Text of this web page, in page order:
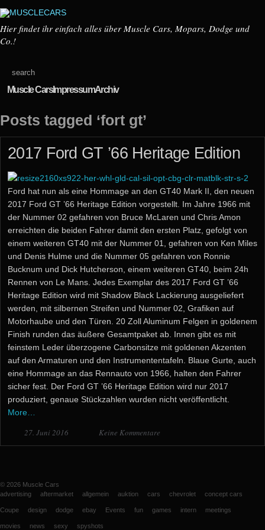
Hier findet ihr einfach alles über Muscle Cars, Mopars, Dodge und
Co.!
Muscle CarsImpressumArchiv
Posts tagged ‘fort gt’
2017 Ford GT ’66 Heritage Edition
Ford hat nun als eine Hommage an den GT40 Mark II, den neuen
2017 Ford GT ’66 Heritage Edition vorgestellt. Im Jahre 1966 mit
der Nummer 02 gefahren von Bruce McLaren und Chris Amon
erreichten die beiden Fahrer damit den ersten Platz, gefolgt von
einem weiteren GT40 mit der Nummer 01, gefahren von Ken Miles
und Denis Hulme und die Nummer 05 gefahren von Ronnie
Bucknum und Dick Hutcherson, einem weiteren GT40, beim 24h
Rennen von Le Mans. Jedes Exemplar des 2017 Ford GT ’66
Heritage Edition wird mit Shadow Black Lackierung ausgeliefert
werden, mit silbernen Streifen und Nummer 02, Grafiken auf
Motorhaube und den Türen. 20 Zoll Aluminum Felgen in goldenem
Finish runden das äußere Gesamtpaket ab. Innen gibt es mit
feinstem Leder überzogene Carbonsitze mit goldenen Akzenten
auf den Armaturen und den Instrumententafeln. Blaue Gurte, auch
eine Hommage an das Rennauto von 1966, halten den Fahrer
sicher fest. Der Ford GT ’66 Heritage Edition wird nur 2017
produziert, genaue Stückzahlen wurden nicht veröffentlicht.
More…
27. Juni 2016 Keine Kommentare
© 2026 Muscle Cars
advertising
aftermarket allgemein auktion cars chevrolet concept cars
Coupe design dodge ebay Events fun games intern meetings
movies news sexy spyshots